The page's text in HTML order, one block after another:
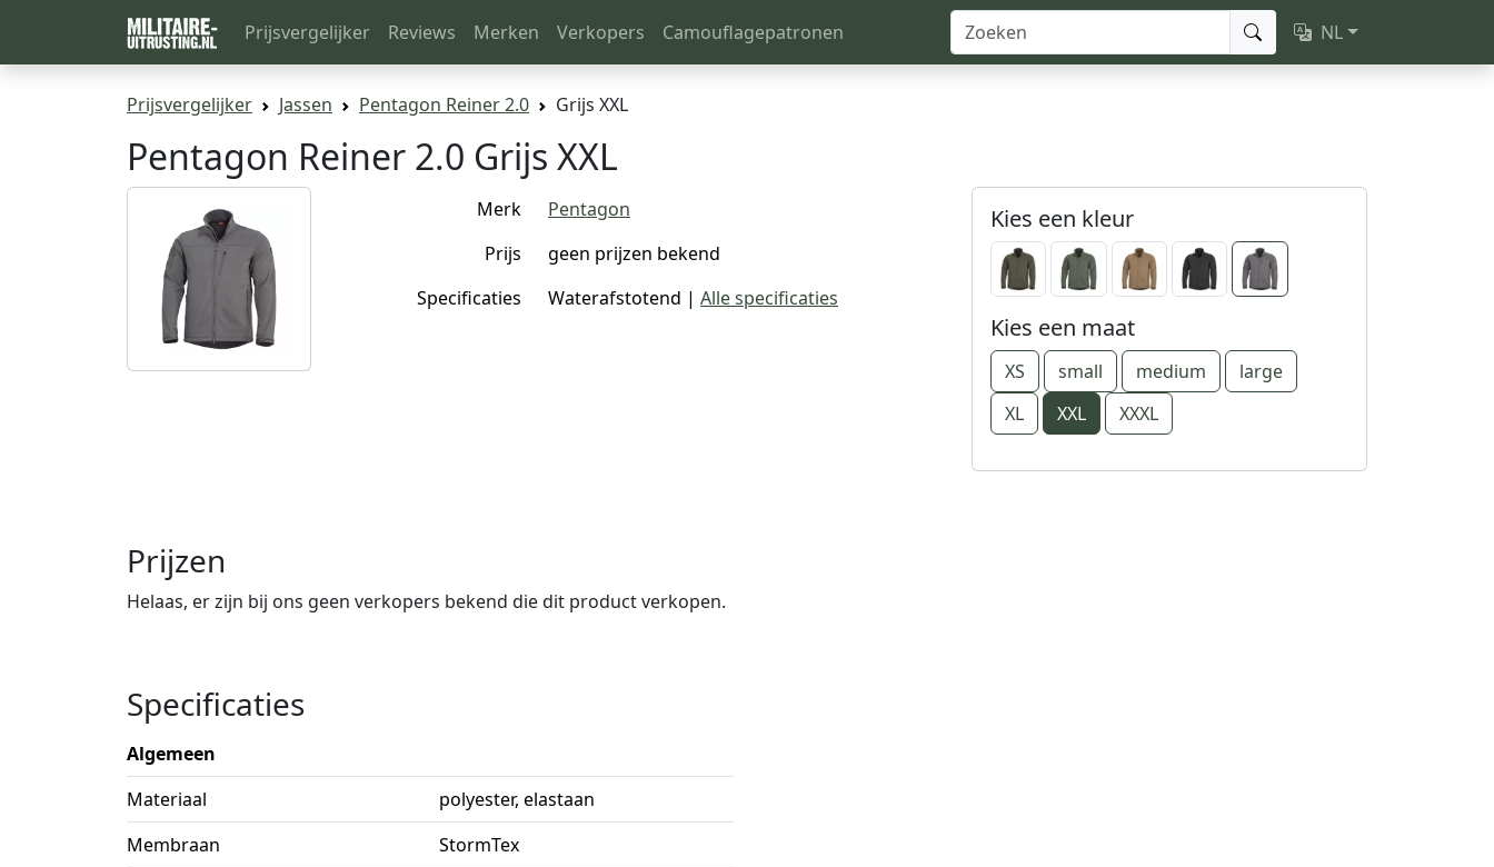
Prijsvergelijker Reviews Merken Verkopers Camouflagepatronen NL
Prijsvergelijker Jassen Pentagon Reiner 2.0 Grijs XXL
Pentagon Reiner 2.0 Grijs XXL
Merk
Pentagon
Prijs
geen prijzen bekend
Specificaties
Waterafstotend | Alle specificaties
Kies een kleur
Kies een maat
XS small medium
large
XL
XXL XXXL
Prijzen
Helaas, er zijn bij ons geen verkopers bekend die dit product verkopen.
Specificaties
Algemeen
Materiaal
polyester, elastaan
Membraan
StormTex